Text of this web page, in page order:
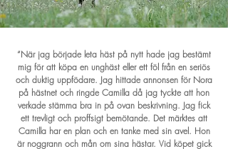
“När jag började leta häst på nytt hade jag bestämt
mig för att köpa en unghäst eller ett föl från en seriös
och duktig uppfödare. Jag hittade annonsen för Nora
på hästnet och ringde Camilla då jag tyckte att hon
verkade stämma bra in på ovan beskrivning. Jag fick
ett trevligt och proffsigt bemötande. Det märktes att
Camilla har en plan och en tanke med sin avel. Hon
är noggrann och mån om sina hästar. Vid köpet gick